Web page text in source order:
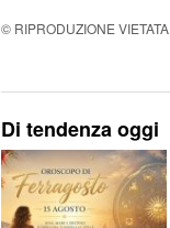
© RIPRODUZIONE VIETATA
Di tendenza oggi